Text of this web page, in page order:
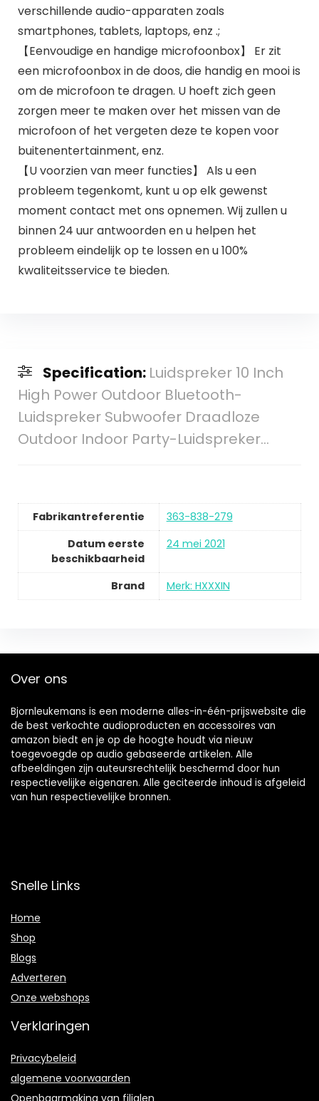
verschillende audio-apparaten zoals
smartphones, tablets, laptops, enz .;
【Eenvoudige en handige microfoonbox】 Er zit
een microfoonbox in de doos, die handig en mooi is
om de microfoon te dragen. U hoeft zich geen
zorgen meer te maken over het missen van de
microfoon of het vergeten deze te kopen voor
buitenentertainment, enz.
【U voorzien van meer functies】 Als u een
probleem tegenkomt, kunt u op elk gewenst
moment contact met ons opnemen. Wij zullen u
binnen 24 uur antwoorden en u helpen het
probleem eindelijk op te lossen en u 100%
kwaliteitsservice te bieden.
Specification: Luidspreker 10 Inch
High Power Outdoor Bluetooth-
Luidspreker Subwoofer Draadloze
Outdoor Indoor Party-Luidspreker…
Fabrikantreferentie
363-838-279
Datum eerste
beschikbaarheid
24 mei 2021
Brand Merk: HXXXIN
Over ons
Bjornleukemans is een moderne alles-in-één-prijswebsite die
de best verkochte audioproducten en accessoires van
amazon biedt en je op de hoogte houdt via nieuw
toegevoegde op audio gebaseerde artikelen. Alle
afbeeldingen zijn auteursrechtelijk beschermd door hun
respectievelijke eigenaren. Alle geciteerde inhoud is afgeleid
van hun respectievelijke bronnen.
Snelle Links
Home
Shop
Blogs
Adverteren
Onze webshops
Verklaringen
Privacybeleid
algemene voorwaarden
Openbaarmaking van filialen